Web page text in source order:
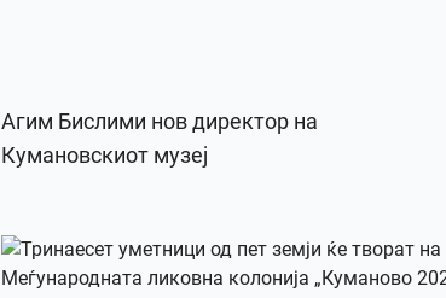
Агим Бислими нов директор на
Кумановскиот музеј